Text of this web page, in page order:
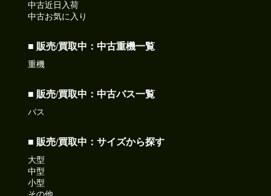
中古近日入荷
中古お気に入り
■ 販売/買取中：中古重機一覧
重機
■ 販売/買取中：中古バス一覧
バス
■ 販売/買取中：サイズから探す
大型
中型
小型